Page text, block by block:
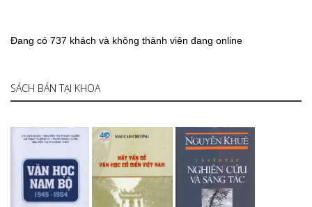
Đang có 737 khách và không thành viên đang online
SÁCH BÁN TẠI KHOA